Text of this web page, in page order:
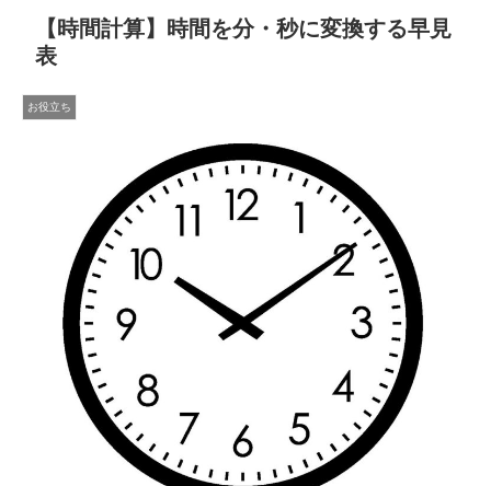
【時間計算】時間を分・秒に変換する早見
表
お役立ち